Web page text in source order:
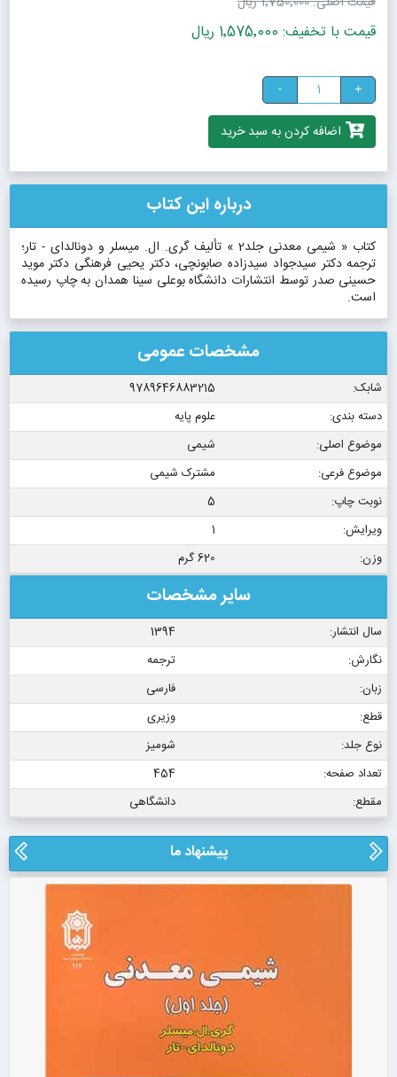
قیمت با تخفیف: 1٬575٬000 ریال
+
-
اضافه کردن به سبد خرید
درباره این کتاب
کتاب « شیمی معدنی جلد2 » تألیف گری. ال. میسلر و دونالدای - تار؛
ترجمه دکتر سیدجواد سیدزاده صابونچی، دکتر یحیی فرهنگی دکتر موید
حسینی صدر توسط انتشارات دانشگاه بوعلی سینا همدان به چاپ رسیده
است.
مشخصات عمومی
شابک:
9789646883215
دسته بندی:
علوم پایه
موضوع اصلی:
شیمی
موضوع فرعی:
مشترک شیمی
نوبت چاپ:
5
ویرایش:
1
وزن:
620 گرم
سایر مشخصات
سال انتشار:
1394
نگارش:
ترجمه
زبان:
فارسی
قطع:
وزیری
نوع جلد:
شومیز
تعداد صفحه:
454
مقطع:
دانشگاهی
پیشنهاد ما